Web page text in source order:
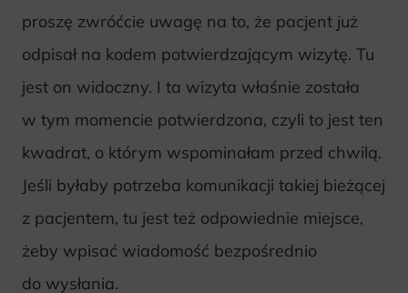
proszę zwróćcie uwagę na to, że pacjent już
odpisał na kodem potwierdzającym wizytę. Tu
jest on widoczny. I ta wizyta właśnie została
w tym momencie potwierdzona, czyli to jest ten
kwadrat, o którym wspominałam przed chwilą.
Jeśli byłaby potrzeba komunikacji takiej bieżącej
z pacjentem, tu jest też odpowiednie miejsce,
żeby wpisać wiadomość bezpośrednio
do wysłania.